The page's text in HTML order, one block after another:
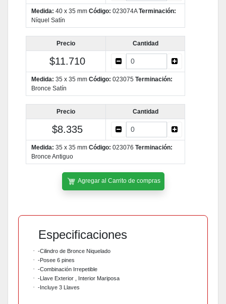
Medida: 40 x 35 mm Código: 023074A Terminación:
Níquel Satín
Precio Cantidad
$11.710
Medida: 35 x 35 mm Código: 023075 Terminación:
Bronce Satín
Precio Cantidad
$8.335
Medida: 35 x 35 mm Código: 023076 Terminación:
Bronce Antiguo
Agregar al Carrito de compras
Especificaciones
· -Cilindro de Bronce Niquelado
· -Posee 6 pines
· -Combinación Irrepetible
· -Llave Exterior , Interior Mariposa
· -Incluye 3 Llaves